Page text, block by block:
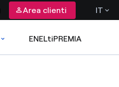
Area clienti IT
ENELtiPREMIA